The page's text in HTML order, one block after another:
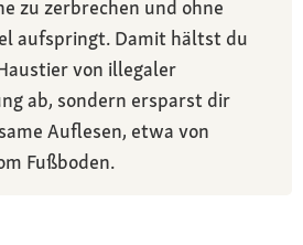
zu zerbrechen und ohne
aufspringt. Damit hältst du
von illegaler
ab, sondern ersparst dir
Auflesen, etwa von
Fußboden.